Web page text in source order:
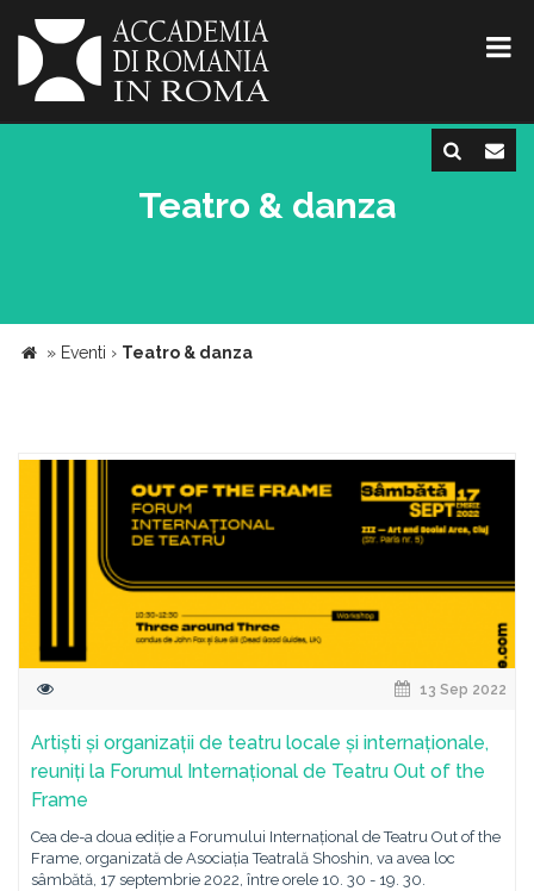
Teatro & danza
» Eventi › Teatro & danza
13 Sep 2022
Artiști și organizații de teatru locale și internaționale,
reuniți la Forumul Internațional de Teatru Out of the
Frame
Cea de-a doua ediție a Forumului Internațional de Teatru Out of the
Frame, organizată de Asociația Teatrală Shoshin, va avea loc
sâmbătă, 17 septembrie 2022, între orele 10. 30 - 19. 30.